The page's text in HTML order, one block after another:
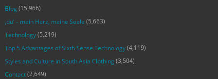
Blog (15,966)
‚du‘ – mein Herz, meine Seele (5,663)
Technology(5,219)
Top 5 Advantages of Sixth Sense Technology(4,119)
Styles and Culture in South Asia Clothing (3,504)
Contact(2,649)